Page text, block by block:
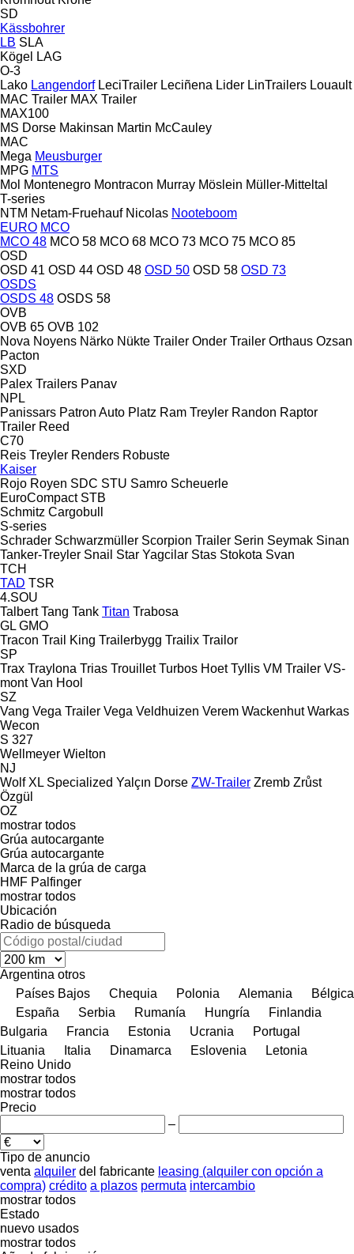
SD
Kässbohrer
LB SLA
Kögel
LAG
O-3
Lako Langendorf LeciTrailer Leciñena Lider LinTrailers Louault
MAC Trailer MAX Trailer
MAX100
MS Dorse Makinsan Martin McCauley
MAC
Mega Meusburger
MPG MTS
Mol Montenegro Montracon Murray Möslein Müller-Mitteltal
T-series
NTM Netam-Fruehauf Nicolas Nooteboom
EURO MCO
MCO 48 MCO 58 MCO 68 MCO 73 MCO 75 MCO 85
OSD
OSD 41 OSD 44 OSD 48 OSD 50 OSD 58 OSD 73
OSDS
OSDS 48 OSDS 58
OVB
OVB 65 OVB 102
Nova Noyens Närko Nükte Trailer Onder Trailer Orthaus Ozsan
Pacton
SXD
Palex Trailers Panav
NPL
Panissars Patron Auto Platz Ram Treyler Randon Raptor
Trailer Reed
C70
Reis Treyler Renders Robuste
Kaiser
Rojo Royen SDC STU Samro Scheuerle
EuroCompact STB
Schmitz Cargobull
S-series
Schrader Schwarzmüller Scorpion Trailer Serin Seymak Sinan
Tanker-Treyler Snail Star Yagcilar Stas Stokota Svan
TCH
TAD TSR
4.SOU
Talbert Tang Tank Titan Trabosa
GL GMO
Tracon Trail King Trailerbygg Trailix Trailor
SP
Trax Traylona Trias Trouillet Turbos Hoet Tyllis VM Trailer VS-
mont Van Hool
SZ
Vang Vega Trailer Vega Veldhuizen Verem Wackenhut Warkas
Wecon
S 327
Wellmeyer Wielton
NJ
Wolf XL Specialized Yalçın Dorse ZW-Trailer Zremb Zrůst
Özgül
OZ
mostrar todos
Grúa autocargante
Grúa autocargante
Marca de la grúa de carga
HMF Palfinger
mostrar todos
Ubicación
Radio de búsqueda
Argentina otros
Países Bajos
Chequia Polonia Alemania
Bélgica
España
Serbia Rumanía Hungría
Finlandia
Bulgaria
Francia Estonia Ucrania
Portugal
Lituania
Italia Dinamarca Eslovenia
Letonia
Reino Unido
mostrar todos
mostrar todos
Precio
–
Tipo de anuncio
venta alquiler del fabricante leasing (alquiler con opción a
compra) crédito a plazos permuta intercambio
mostrar todos
Estado
nuevo usados
mostrar todos